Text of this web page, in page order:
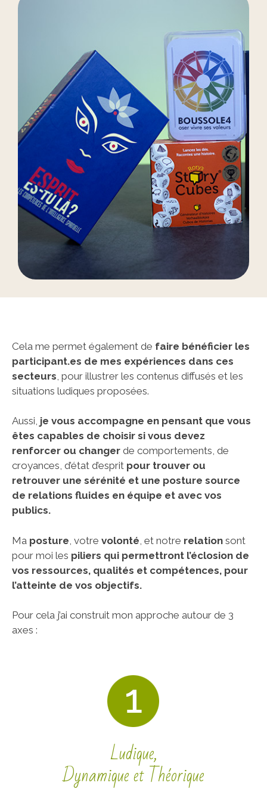
Cela me permet également de faire bénéficier les
participant.es de mes expériences dans ces
secteurs , pour illustrer les contenus diffusés et les
situations ludiques proposées.
Aussi, je vous accompagne en pensant que vous
êtes capables de choisir si vous devez
renforcer ou changer de comportements, de
croyances, d’état d’esprit pour trouver ou
retrouver une sérénité et une posture source
de relations fluides en équipe et avec vos
publics.
Ma posture , votre volonté , et notre relation sont
pour moi les piliers qui permettront l’éclosion de
vos ressources, qualités et compétences, pour
l’atteinte de vos objectifs.
Pour cela j’ai construit mon approche autour de 3
axes :
Ludique,
Dynamique et Théorique